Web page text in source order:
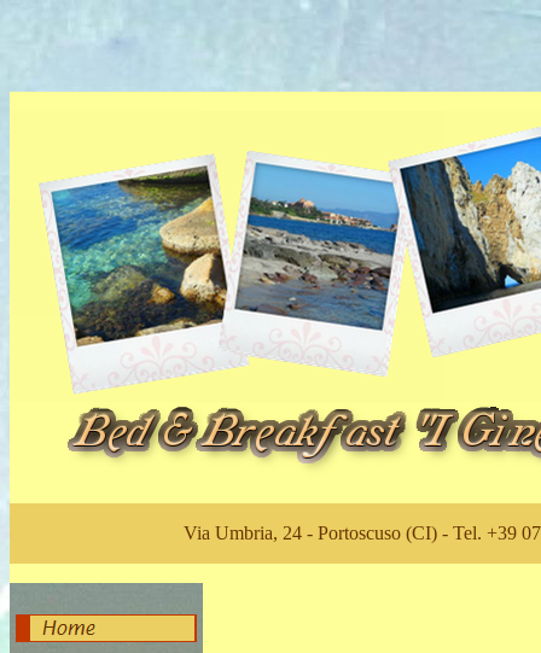
Via Umbria, 24 - Portoscuso (CI) - Tel. +39